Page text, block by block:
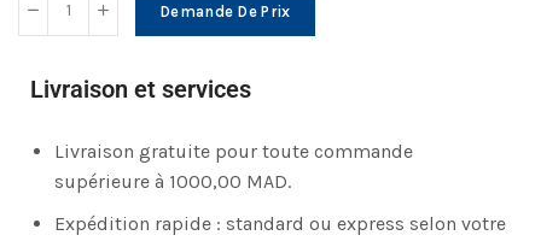
Demande De Prix
Livraison et services
Livraison gratuite pour toute commande
supérieure à 1000,00 MAD.
Expédition rapide : standard ou express selon votre